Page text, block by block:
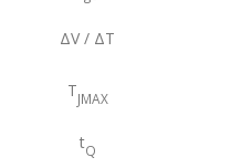
ΔV / ΔT
TJMAX
tQ